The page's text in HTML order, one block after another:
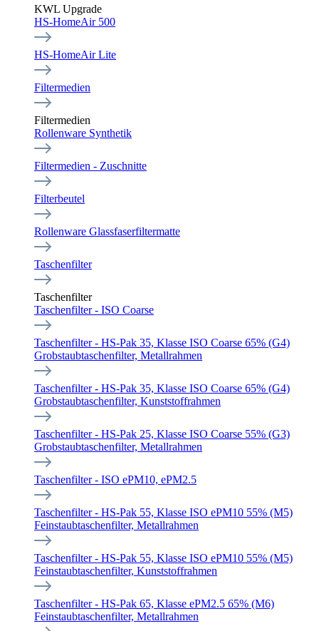
KWL Upgrade
HS-HomeAir 500
HS-HomeAir Lite
Filtermedien
Filtermedien
Rollenware Synthetik
Filtermedien - Zuschnitte
Filterbeutel
Rollenware Glassfaserfiltermatte
Taschenfilter
Taschenfilter
Taschenfilter - ISO Coarse
Taschenfilter - HS-Pak 35, Klasse ISO Coarse 65% (G4)
Grobstaubtaschenfilter, Metallrahmen
Taschenfilter - HS-Pak 35, Klasse ISO Coarse 65% (G4)
Grobstaubtaschenfilter, Kunststoffrahmen
Taschenfilter - HS-Pak 25, Klasse ISO Coarse 55% (G3)
Grobstaubtaschenfilter, Metallrahmen
Taschenfilter - ISO ePM10, ePM2.5
Taschenfilter - HS-Pak 55, Klasse ISO ePM10 55% (M5)
Feinstaubtaschenfilter, Metallrahmen
Taschenfilter - HS-Pak 55, Klasse ISO ePM10 55% (M5)
Feinstaubtaschenfilter, Kunststoffrahmen
Taschenfilter - HS-Pak 65, Klasse ePM2.5 65% (M6)
Feinstaubtaschenfilter, Metallrahmen